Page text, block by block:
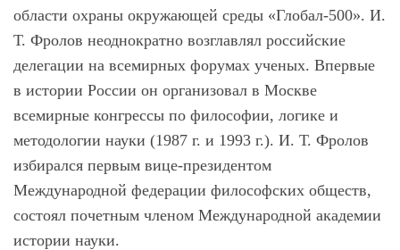
области охраны окружающей среды «Глобал-500». И.
Т. Фролов неоднократно возглавлял российские
делегации на всемирных форумах ученых. Впервые
в истории России он организовал в Москве
всемирные конгрессы по философии, логике и
методологии науки (1987 г. и 1993 г.). И. Т. Фролов
избирался первым вице-президентом
Международной федерации философских обществ,
состоял почетным членом Международной академии
истории науки.